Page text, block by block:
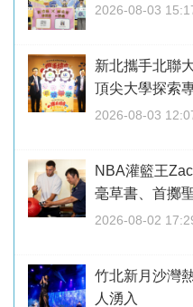
2026-08-03
新北攜手北聯
頂尖大學探索
2026-08-03
NBA灌籃王
毫草書、首擲
2026-08-02
竹北新月沙灣
人湧入